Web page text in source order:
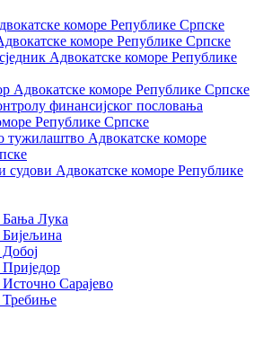
коморе Републике Српске
коморе Републике Српске
Адвокатске коморе Републике
Адвокатске коморе Републике Српске
финансијског пословања
Републике Српске
тужилаштво Адвокатске коморе
судови Адвокатске коморе Републике
Бања Лука
Бијељина
Приједор
Сарајево
Требиње